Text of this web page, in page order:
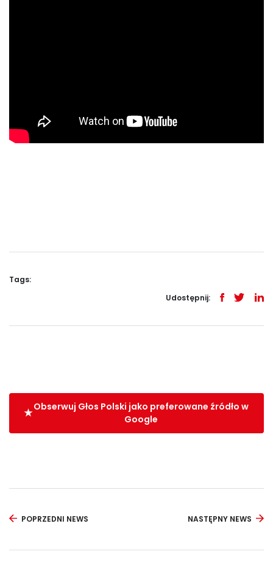
Tags:
Udostępnij:
Obserwuj Głos Polski jako preferowane źródło w
Google
POPRZEDNI NEWS NASTĘPNY NEWS